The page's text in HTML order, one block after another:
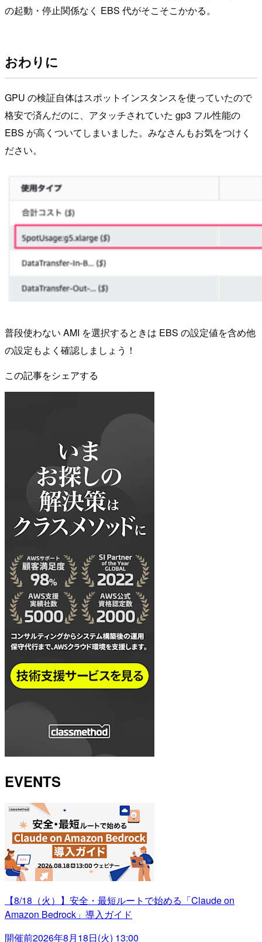
の起動・停止関係なく EBS 代がそこそこかかる。
おわりに
GPU の検証自体はスポットインスタンスを使っていたので
格安で済んだのに、アタッチされていた gp3 フル性能の
EBS が高くついてしまいました。みなさんもお気をつけく
ださい。
普段使わない AMI を選択するときは EBS の設定値を含め他
の設定もよく確認しましょう！
この記事をシェアする
EVENTS
【8/18（火）】安全・最短ルートで始める「Claude on
Amazon Bedrock」導入ガイド
開催前2026年8月18日(火) 13:00